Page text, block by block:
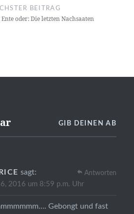
BEITRAG
oder: Die letzten Nachsaaten
GIB DEINEN AB
sagt:
2016 um 8:59 p.m. Uhr
Gebongt und fast
Antworten